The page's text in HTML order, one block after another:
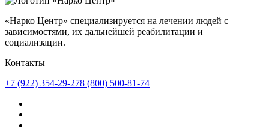
«Нарко Центр» специализируется на лечении людей с
зависимостями, их дальнейшей реабилитации и
социализации.
Контакты
+7 (922) 354-29-278 (800) 500-81-74